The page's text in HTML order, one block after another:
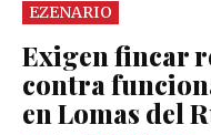
EZENARIO
Exigen fincar
contra
en Lomas del